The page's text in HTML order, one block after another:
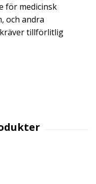
för medicinsk
och andra
tillförlitlig